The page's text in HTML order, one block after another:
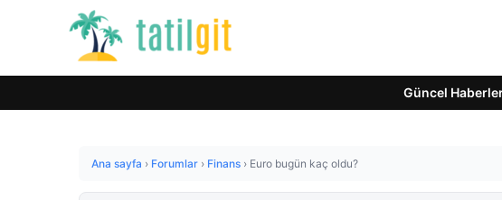
Güncel
Ana sayfa › Forumlar › Finans › Euro bugün kaç oldu?